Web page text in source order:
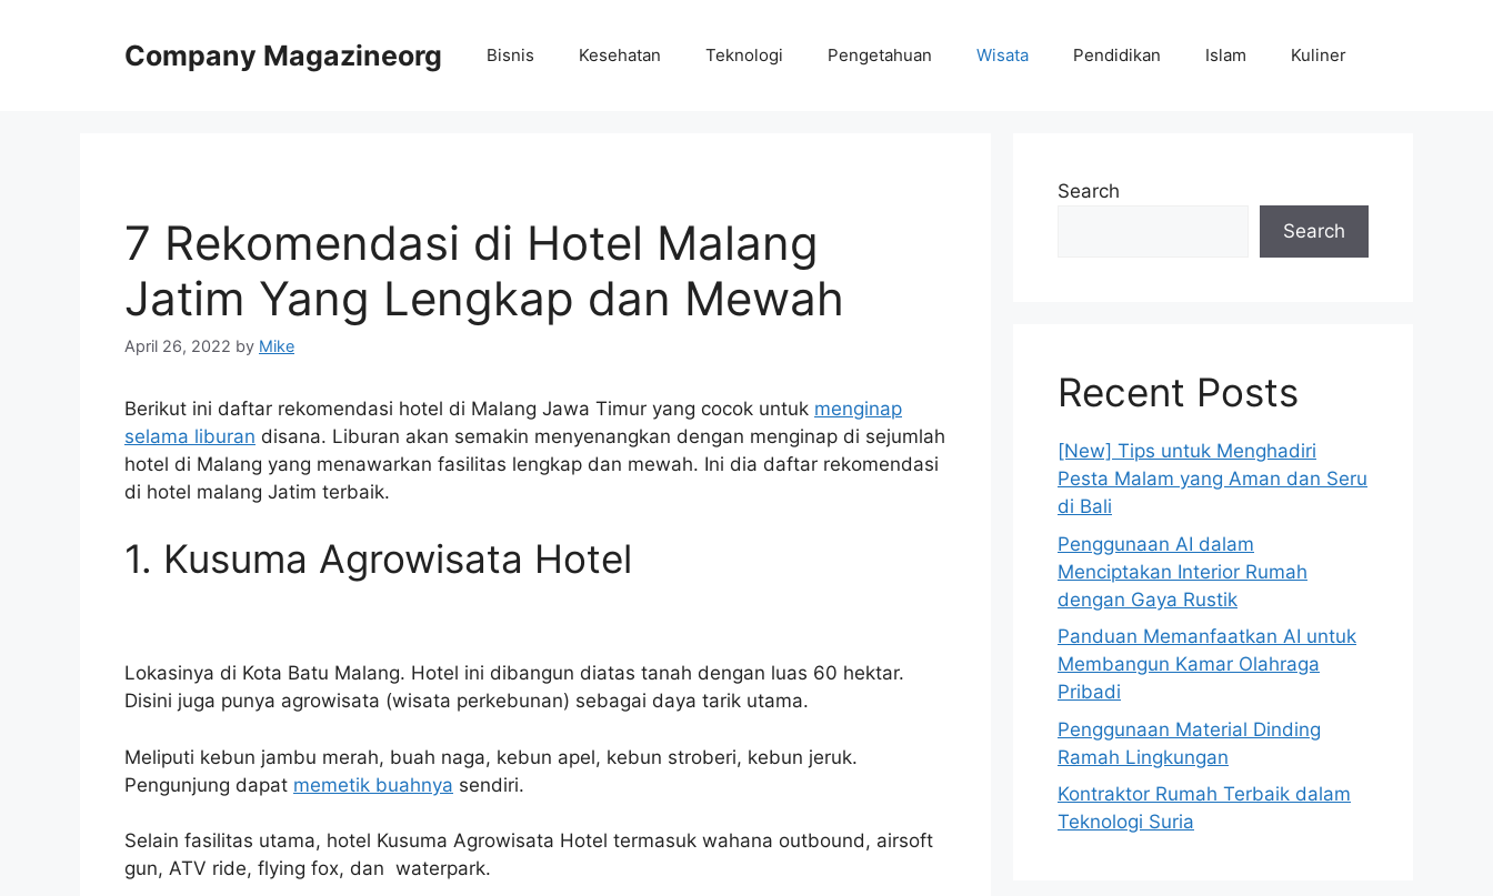
Company Magazineorg Bisnis Kesehatan Teknologi Pengetahuan Wisata Pendidikan Islam Kuliner
7 Rekomendasi di Hotel Malang
Jatim Yang Lengkap dan Mewah
April 26, 2022 by Mike
Berikut ini daftar rekomendasi hotel di Malang Jawa Timur yang cocok untuk menginap
selama liburan disana. Liburan akan semakin menyenangkan dengan menginap di sejumlah
hotel di Malang yang menawarkan fasilitas lengkap dan mewah. Ini dia daftar rekomendasi
di hotel malang Jatim terbaik.
1. Kusuma Agrowisata Hotel
Lokasinya di Kota Batu Malang. Hotel ini dibangun diatas tanah dengan luas 60 hektar.
Disini juga punya agrowisata (wisata perkebunan) sebagai daya tarik utama.
Meliputi kebun jambu merah, buah naga, kebun apel, kebun stroberi, kebun jeruk.
Pengunjung dapat memetik buahnya sendiri.
Selain fasilitas utama, hotel Kusuma Agrowisata Hotel termasuk wahana outbound, airsoft
gun, ATV ride, flying fox, dan waterpark.
Search
Search
Recent Posts
[New] Tips untuk Menghadiri
Pesta Malam yang Aman dan Seru
di Bali
Penggunaan AI dalam
Menciptakan Interior Rumah
dengan Gaya Rustik
Panduan Memanfaatkan AI untuk
Membangun Kamar Olahraga
Pribadi
Penggunaan Material Dinding
Ramah Lingkungan
Kontraktor Rumah Terbaik dalam
Teknologi Suria